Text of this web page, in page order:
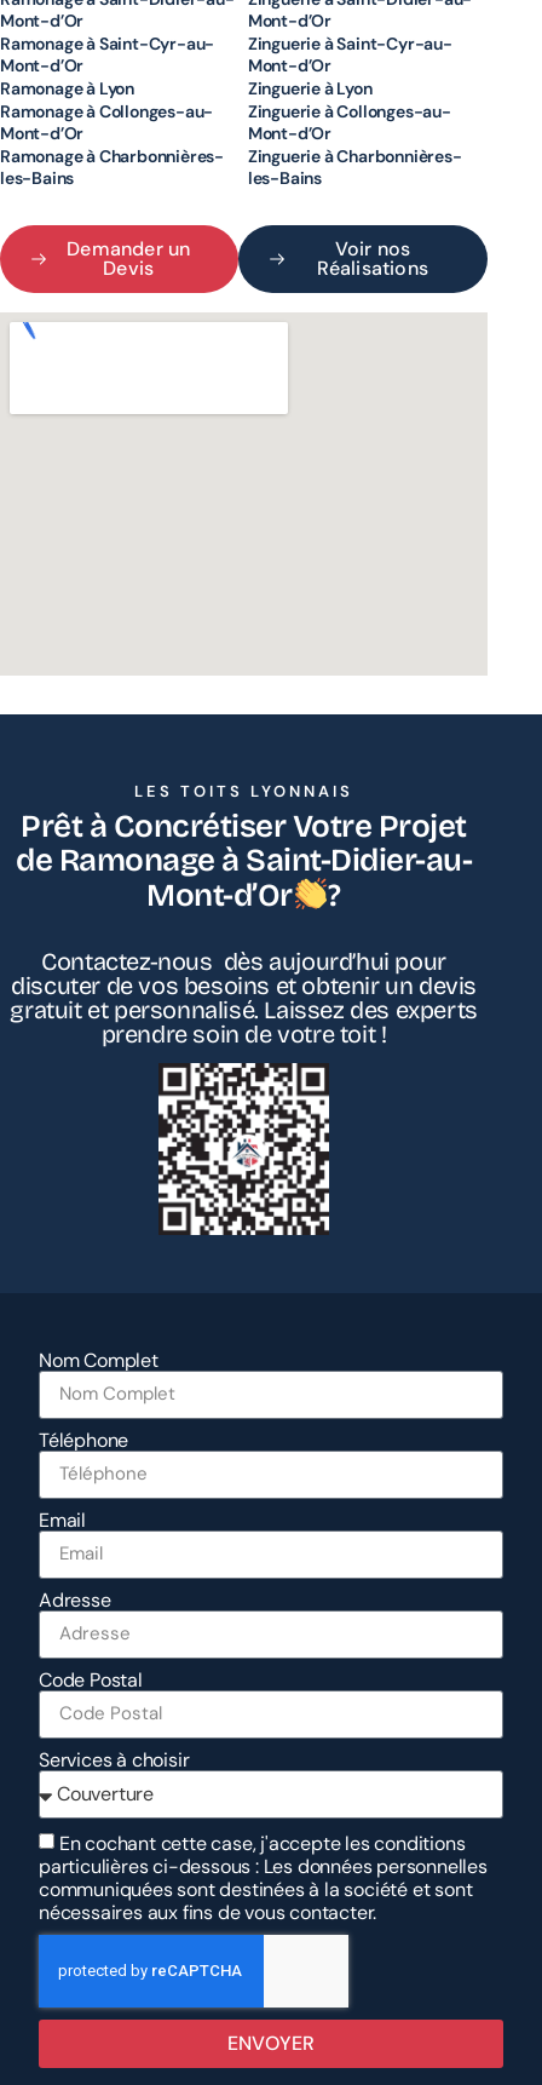
Mont-d’Or
Ramonage à Saint-Cyr-au-
Mont-d’Or
Ramonage à Lyon
Ramonage à Collonges-au-
Mont-d’Or
Ramonage à Charbonnières-
les-Bains
Mont-d’Or
Zinguerie à Saint-Cyr-au-
Mont-d’Or
Zinguerie à Lyon
Zinguerie à Collonges-au-
Mont-d’Or
Zinguerie à Charbonnières-
les-Bains
Demander un
Devis
Voir nos
Réalisations
LES TOITS LYONNAIS
Prêt à Concrétiser Votre Projet
de Ramonage à Saint-Didier-au-
Mont-d’Or
?
Contactez-nous dès aujourd’hui pour
discuter de vos besoins et obtenir un devis
gratuit et personnalisé. Laissez des experts
prendre soin de votre toit !
Nom Complet
Téléphone
Email
Adresse
Code Postal
Services à choisir
En cochant cette case, j'accepte les conditions
particulières ci-dessous : Les données personnelles
communiquées sont destinées à la société et sont
nécessaires aux fins de vous contacter.
ENVOYER